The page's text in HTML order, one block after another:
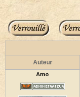
Auteur
Arno